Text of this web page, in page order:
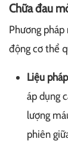
Chữa đau
Phương
động cơ thể
Liệu
áp dụng
lượng
phiên